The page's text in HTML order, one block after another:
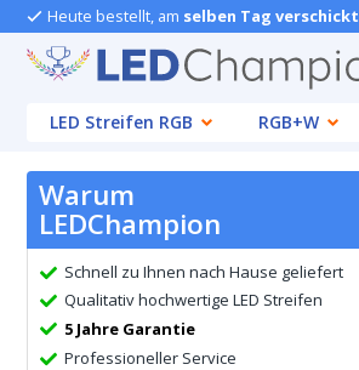
Heute bestellt, am selben Tag verschickt
LED Streifen RGB
RGB+W
Warum
LEDChampion
Schnell zu Ihnen nach Hause geliefert
Qualitativ hochwertige LED Streifen
5 Jahre Garantie
Professioneller Service